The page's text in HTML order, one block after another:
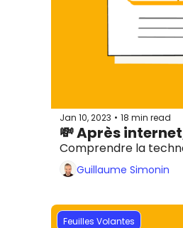
Jan 10, 2023 • 18 min read
💸 Après
Guillaume Simonin
Feuilles Volantes